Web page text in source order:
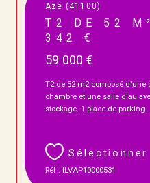
Azé (41100)
T2 DE 52
342 €
59 000 €
T2 de 52 m2 composé d'une
chambre et une salle d'au
stockage. 1 place de parking...
Sélectionner
Réf : ILVAP10000531